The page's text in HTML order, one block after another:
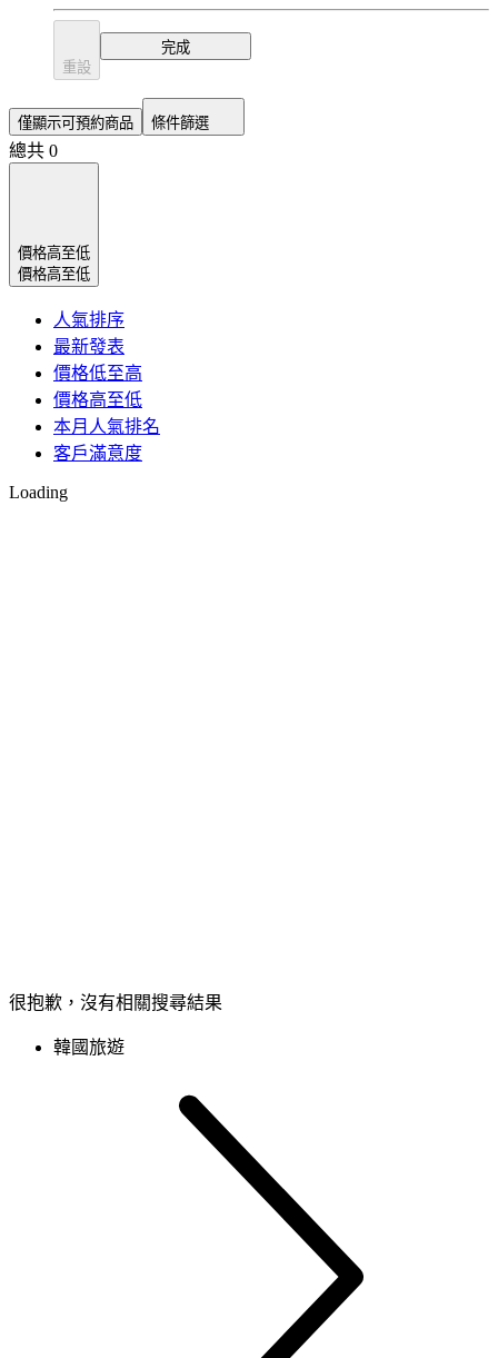
重設
完成
僅顯示可預約商品 條件篩選
總共 0
價格高至低
價格高至低
人氣排序
最新發表
價格低至高
價格高至低
本月人氣排名
客戶滿意度
Loading
很抱歉，沒有相關搜尋結果
韓國旅遊